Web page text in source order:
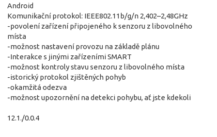
Android
Komunikační protokol: IEEE802.11b/g/n 2,402–2,48GHz
-povolení zařízení připojeného k senzoru z libovolného
místa
-možnost nastavení provozu na základě plánu
-Interakce s jinými zařízeními SMART
-možnost kontroly stavu senzoru z libovolného místa
-istorický protokol zjištěných pohyb
-okamžitá odezva
-možnost upozornění na detekci pohybu, ať jste kdekoli
12.1./0.0.4